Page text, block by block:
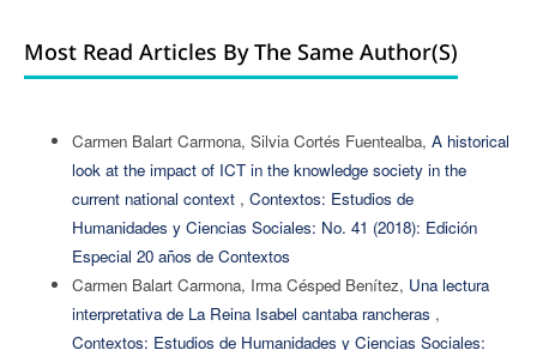
Most Read Articles By The Same Author(s)
Carmen Balart Carmona, Silvia Cortés Fuentealba, A historical
look at the impact of ICT in the knowledge society in the
current national context , Contextos: Estudios de
Humanidades y Ciencias Sociales: No. 41 (2018): Edición
Especial 20 años de Contextos
Carmen Balart Carmona, Irma Césped Benítez, Una lectura
interpretativa de La Reina Isabel cantaba rancheras ,
Contextos: Estudios de Humanidades y Ciencias Sociales: